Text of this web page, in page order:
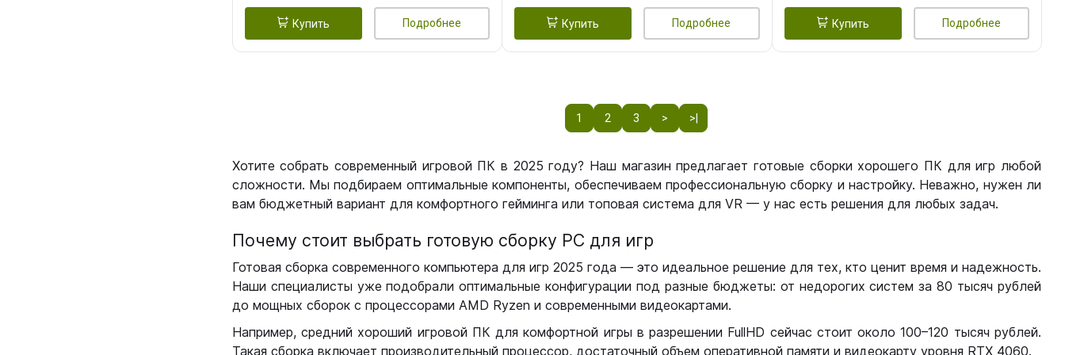
Купить Подробнее Купить Подробнее Купить Подробнее
1 2 3 > >|
Хотите собрать современный игровой ПК в 2025 году? Наш магазин предлагает готовые сборки хорошего ПК для игр любой
сложности. Мы подбираем оптимальные компоненты, обеспечиваем профессиональную сборку и настройку. Неважно, нужен ли
вам бюджетный вариант для комфортного гейминга или топовая система для VR — у нас есть решения для любых задач.
Почему стоит выбрать готовую сборку РС для игр
Готовая сборка современного компьютера для игр 2025 года — это идеальное решение для тех, кто ценит время и надежность.
Наши специалисты уже подобрали оптимальные конфигурации под разные бюджеты: от недорогих систем за 80 тысяч рублей
до мощных сборок с процессорами AMD Ryzen и современными видеокартами.
Например, средний хороший игровой ПК для комфортной игры в разрешении FullHD сейчас стоит около 100–120 тысяч рублей.
Такая сборка включает производительный процессор, достаточный объем оперативной памяти и видеокарту уровня RTX 4060.